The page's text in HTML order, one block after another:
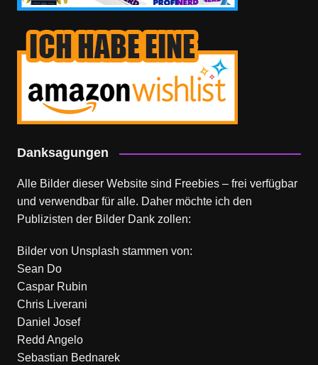
Danksagungen
Alle Bilder dieser Website sind Freebies – frei verfügbar
und verwendbar für alle. Daher möchte ich den
Publizisten der Bilder Dank zollen:
Bilder von Unsplash stammen von:
Sean Do
Caspar Rubin
Chris Liverani
Daniel Josef
Redd Angelo
Sebastian Bednarek